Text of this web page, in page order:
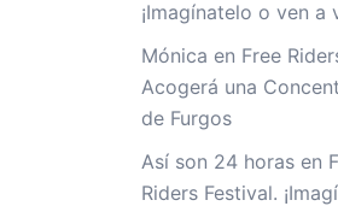
¡Imagínatelo o ven a
Mónica en Free
Acogerá una
de Furgos
Así son 24 horas en
Riders Festival.